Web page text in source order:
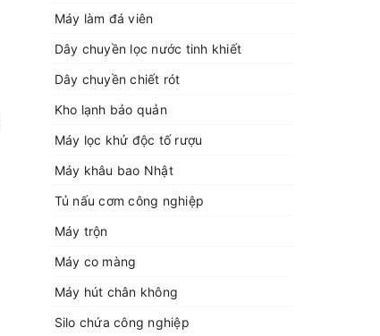
Máy làm đá viên
Dây chuyền lọc nước tinh khiết
Dây chuyền chiết rót
Kho lạnh bảo quản
Máy lọc khử độc tố rượu
Máy khâu bao Nhật
Tủ nấu cơm công nghiệp
Máy trộn
Máy co màng
Máy hút chân không
Silo chứa công nghiệp